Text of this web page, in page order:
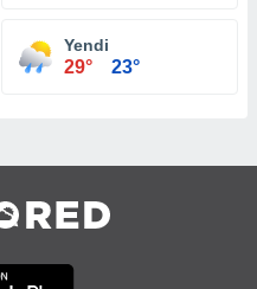
Yendi
29° 23°